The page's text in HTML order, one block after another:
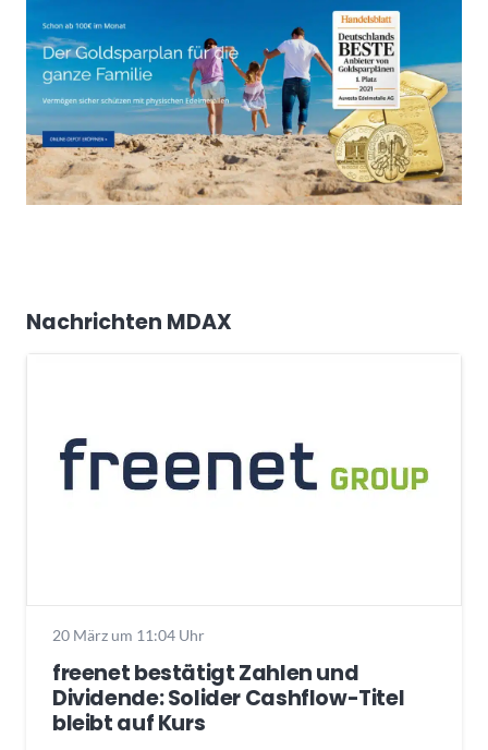
Nachrichten MDAX
20 März um 11:04 Uhr
freenet bestätigt Zahlen und
Dividende: Solider Cashflow-Titel
bleibt auf Kurs